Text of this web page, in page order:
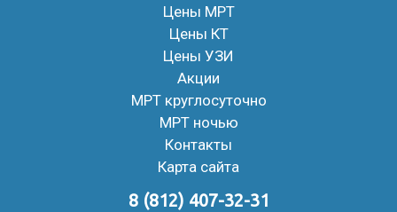
Цены МРТ
Цены КТ
Цены УЗИ
Акции
МРТ круглосуточно
МРТ ночью
Контакты
Карта сайта
8 (812) 407-32-31